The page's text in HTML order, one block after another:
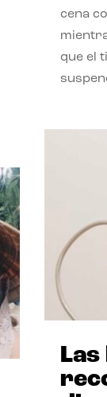
cena
que el